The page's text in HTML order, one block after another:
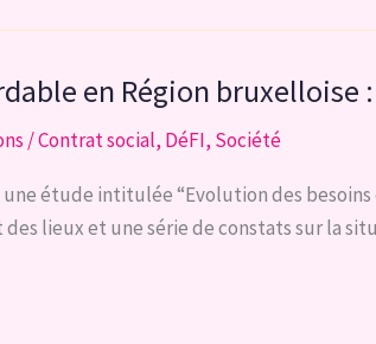
en Région bruxelloise
/Contrat social, DéFI, Société
étude intitulée “Evolution des
lieux et une série de constats sur la